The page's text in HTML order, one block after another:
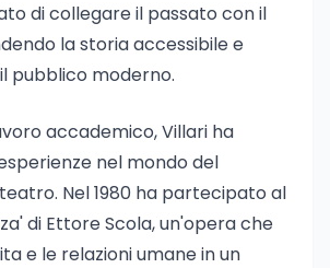
di collegare il passato con il
la storia accessibile e
pubblico moderno.
accademico, Villari ha
nel mondo del
Nel 1980 ha partecipato al
di Ettore Scola, un'opera che
e le relazioni umane in un